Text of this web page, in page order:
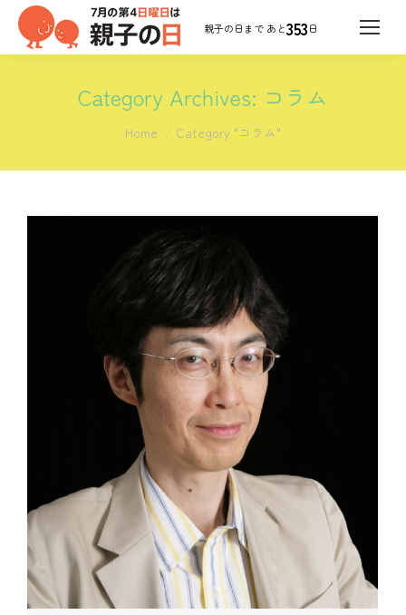
353日
Category Archives: コラム
You are here:
Home Category "コラム"